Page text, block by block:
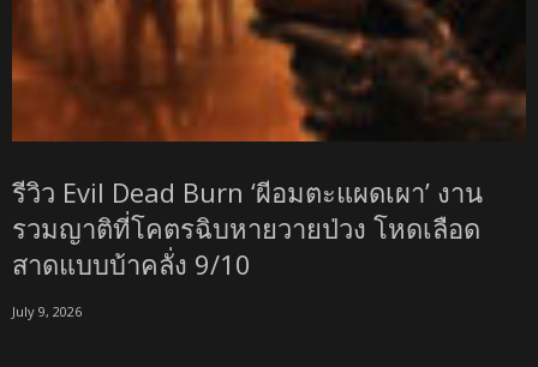
รีวิว Evil Dead Burn ‘ผีอมตะแผดเผา’ งาน
รวมญาติที่โคตรฉิบหายวายป่วง โหดเลือด
สาดแบบบ้าคลั่ง 9/10
July 9, 2026